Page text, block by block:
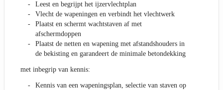
Leest en begrijpt het ijzervlechtplan
Vlecht de wapeningen en verbindt het vlechtwerk
Plaatst en schermt wachtstaven af met
afschermdoppen
Plaatst de netten en wapening met afstandshouders in
de bekisting en garandeert de minimale betondekking
met inbegrip van kennis:
Kennis van een wapeningsplan, selectie van staven op